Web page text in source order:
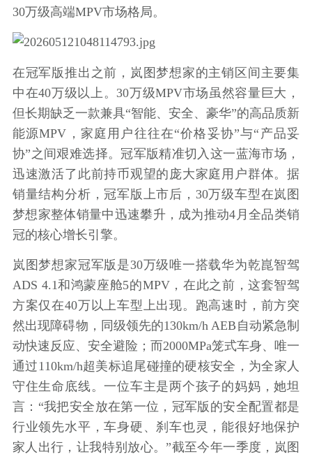
30万级高端MPV市场格局。
在冠军版推出之前，岚图梦想家的主销区间主要集
中在40万级以上。30万级MPV市场虽然容量巨大，
但长期缺乏一款兼具“智能、安全、豪华”的高品质新
能源MPV，家庭用户往往在“价格妥协”与“产品妥
协”之间艰难选择。冠军版精准切入这一蓝海市场，
迅速激活了此前持币观望的庞大家庭用户群体。据
销量结构分析，冠军版上市后，30万级车型在岚图
梦想家整体销量中迅速攀升，成为推动4月全品类销
冠的核心增长引擎。
岚图梦想家冠军版是30万级唯一搭载华为乾崑智驾
ADS 4.1和鸿蒙座舱5的MPV，在此之前，这套智驾
方案仅在40万以上车型上出现。跑高速时，前方突
然出现障碍物，同级领先的130km/h AEB自动紧急制
动快速反应、安全避险；而2000MPa笼式车身、唯一
通过110km/h超美标追尾碰撞的硬核安全，为全家人
守住生命底线。一位车主是两个孩子的妈妈，她坦
言：“我把安全放在第一位，冠军版的安全配置都是
行业领先水平，车身硬、刹车也灵，能很好地保护
家人出行，让我特别放心。”截至今年一季度，岚图